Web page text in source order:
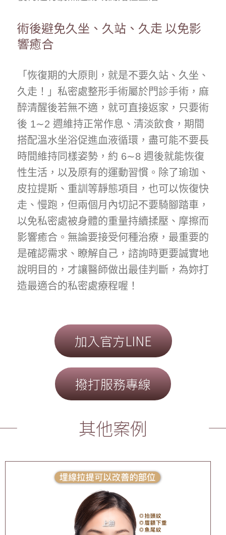
術後避免久坐、久站、久走 以免影
響癒合
「恢復期的大原則，就是不要久站、久坐、
久走！」私密處整形手術屬於門診手術，麻
醉清醒後若無不適，就可直接返家，只要術
後 1∼2 週維持正常作息、清淡飲食，期間
搭配溫水坐浴促進血液循環，盡可能不要長
時間維持同樣姿勢，約 6∼8 週後就能恢復
性生活，以及原有的運動習慣。除了瑜珈、
皮拉提斯、重訓等靜態項目，也可以恢復快
走、慢跑，但兩個月內切記不要騎腳踏車，
以免私密處被身體的重量持續揉壓、摩擦而
影響癒合。無論要接受何種治療，最重要的
是確認需求、瞭解自己，諮詢時更要誠實地
說明目的，才讓醫師做出最佳判斷，為妳打
造最適合的私密處療程喔！
加入官方LINE
撥打服務專線
其他案例